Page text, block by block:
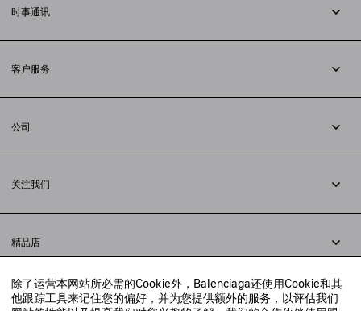
除了运营本网站所必需的Cookie外，Balenciaga还使用Cookie和其
他跟踪工具来记住您的偏好，并为您提供额外的服务，以评估我们
时事通讯
客户服务
配送方式
支付
常见问题解答
公司
法律问题
联合国世界粮食计划署
举报平台
关注我们
小红书
精品店
寻找附近的精品店
实时聊天客服